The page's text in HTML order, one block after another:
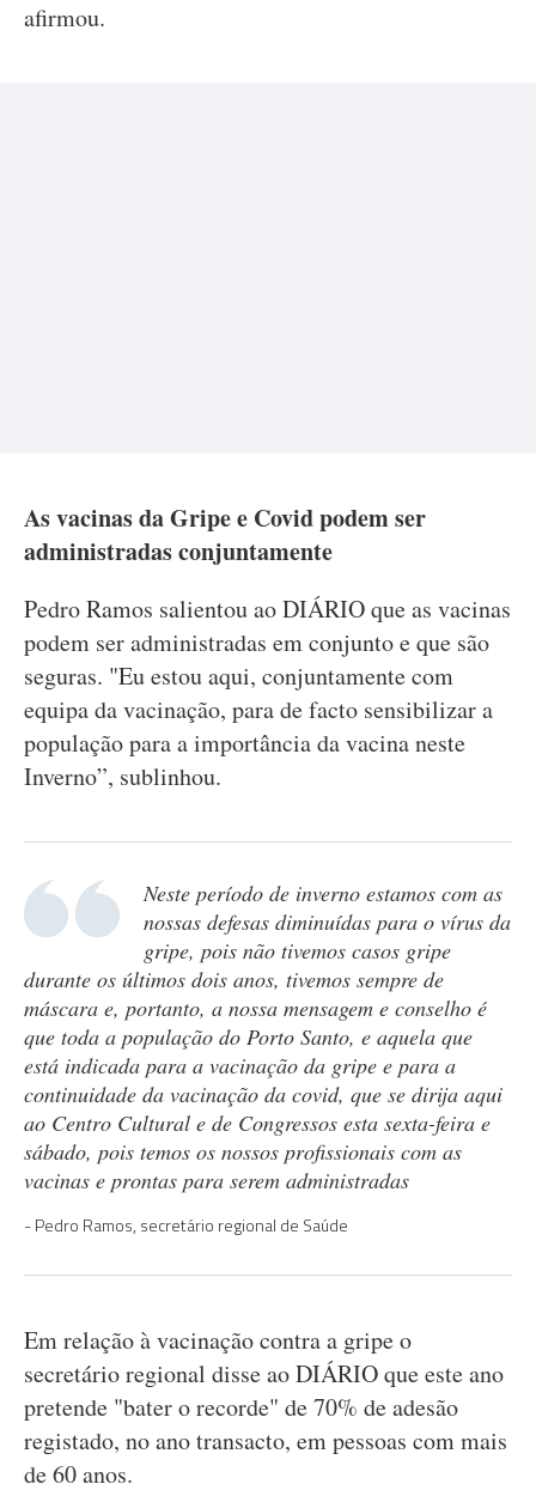
afirmou.
As vacinas da Gripe e Covid podem ser
administradas conjuntamente
Pedro Ramos salientou ao DIÁRIO que as vacinas
podem ser administradas em conjunto e que são
seguras. "Eu estou aqui, conjuntamente com
equipa da vacinação, para de facto sensibilizar a
população para a importância da vacina neste
Inverno”, sublinhou.
Neste período de inverno estamos com as
nossas defesas diminuídas para o vírus da
gripe, pois não tivemos casos gripe
durante os últimos dois anos, tivemos sempre de
máscara e, portanto, a nossa mensagem e conselho é
que toda a população do Porto Santo, e aquela que
está indicada para a vacinação da gripe e para a
continuidade da vacinação da covid, que se dirija aqui
ao Centro Cultural e de Congressos esta sexta-feira e
sábado, pois temos os nossos profissionais com as
vacinas e prontas para serem administradas
Pedro Ramos, secretário regional de Saúde
Em relação à vacinação contra a gripe o
secretário regional disse ao DIÁRIO que este ano
pretende "bater o recorde" de 70% de adesão
registado, no ano transacto, em pessoas com mais
de 60 anos.